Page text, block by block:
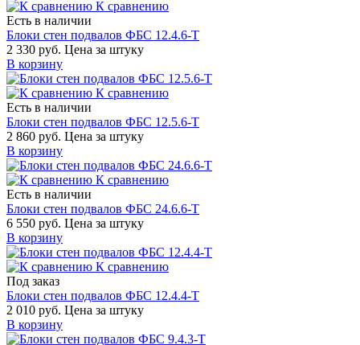
К сравнению
Есть в наличии
Блоки стен подвалов ФБС 12.4.6-Т
2 330 руб. Цена за штуку
В корзину
К сравнению
Есть в наличии
Блоки стен подвалов ФБС 12.5.6-Т
2 860 руб. Цена за штуку
В корзину
К сравнению
Есть в наличии
Блоки стен подвалов ФБС 24.6.6-Т
6 550 руб. Цена за штуку
В корзину
К сравнению
Под заказ
Блоки стен подвалов ФБС 12.4.4-Т
2 010 руб. Цена за штуку
В корзину